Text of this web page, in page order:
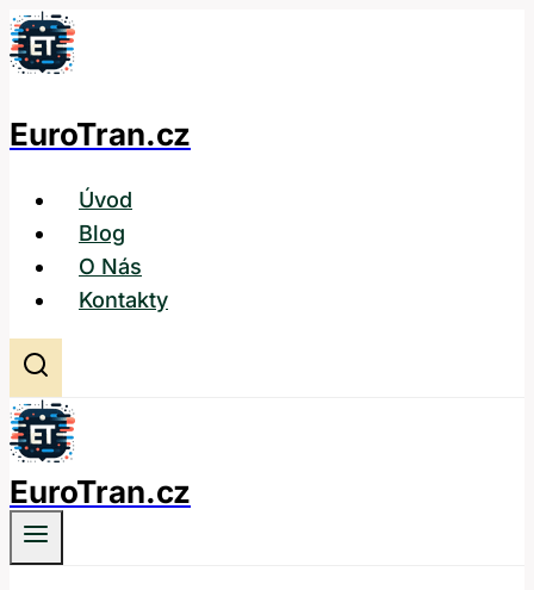
Přeskočit
na
EuroTran.cz
Úvod
Blog
O Nás
Kontakty
EuroTran.cz